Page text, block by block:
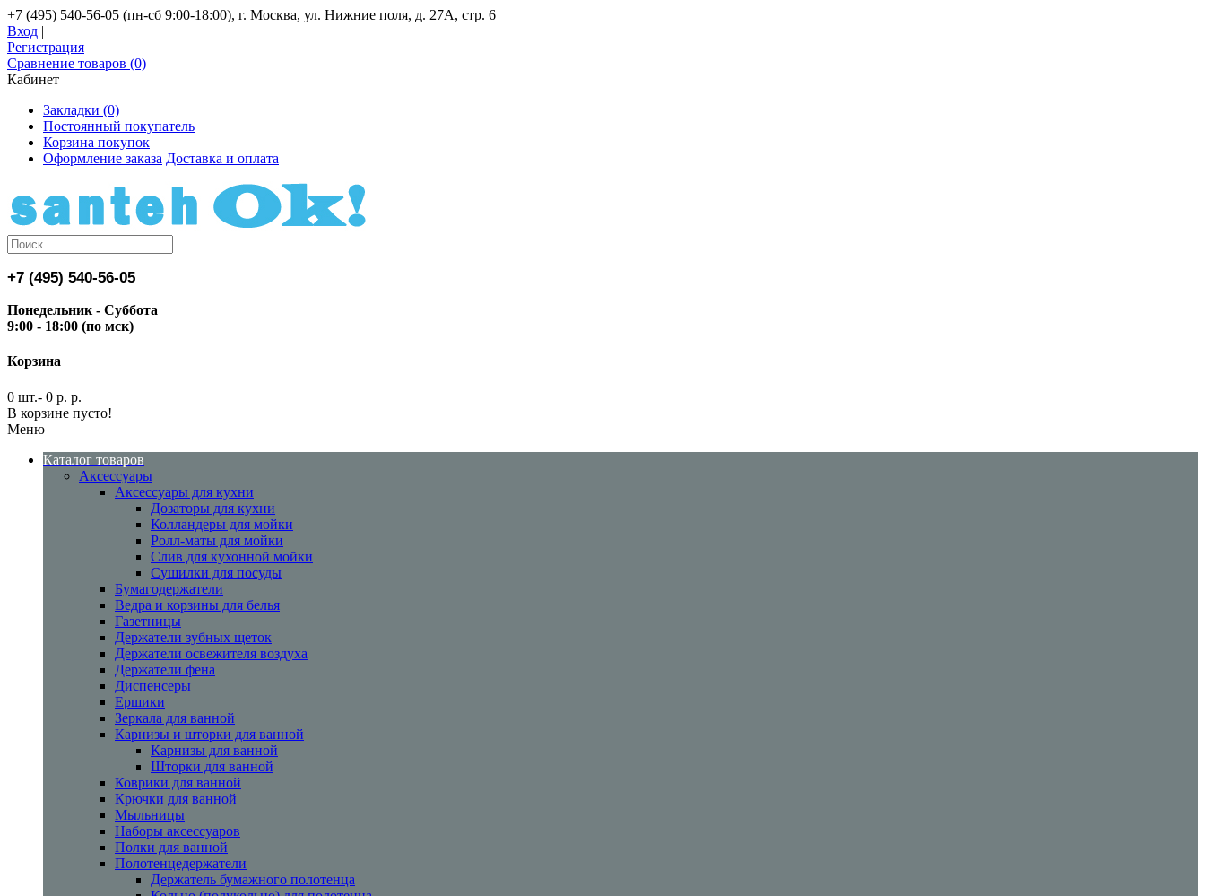
+7 (495) 540-56-05 (пн-сб 9:00-18:00), г. Москва, ул. Нижние поля, д. 27А, стр. 6
Вход |
Регистрация
Сравнение товаров (0)
Кабинет
Закладки (0)
Постоянный покупатель
Корзина покупок
Оформление заказа Доставка и оплата
+7 (495) 540-56-05
Понедельник - Суббота
9:00 - 18:00 (по мск)
Корзина
0 шт.- 0 р. р.
В корзине пусто!
Меню
Каталог товаров
Аксессуары
Аксессуары для кухни
Дозаторы для кухни
Колландеры для мойки
Ролл-маты для мойки
Слив для кухонной мойки
Сушилки для посуды
Бумагодержатели
Ведра и корзины для белья
Газетницы
Держатели зубных щеток
Держатели освежителя воздуха
Держатели фена
Диспенсеры
Ершики
Зеркала для ванной
Карнизы и шторки для ванной
Карнизы для ванной
Шторки для ванной
Коврики для ванной
Крючки для ванной
Мыльницы
Наборы аксессуаров
Полки для ванной
Полотенцедержатели
Держатель бумажного полотенца